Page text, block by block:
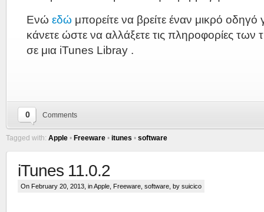
Ενώ εδώ μπορείτε να βρείτε έναν μικρό οδηγό
κάνετε ώστε να αλλάξετε τις πληροφορίες
σε μια iTunes Libray .
0 Comments
Tagged with: Apple • Freeware • itunes • software
iTunes 11.0.2
On February 20, 2013, inApple Freeware software , by suicico